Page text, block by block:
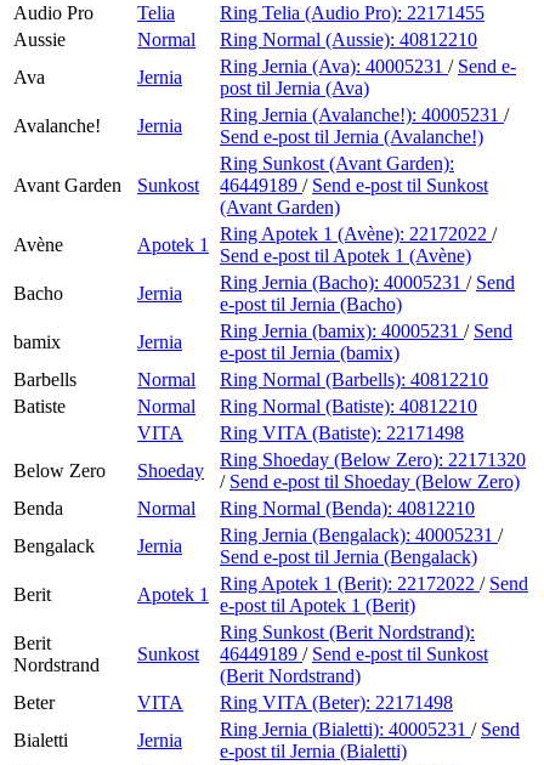
Audio Pro
Telia Ring Telia (Audio Pro): 22171455
Aussie
Normal Ring Normal (Aussie): 40812210
Ava
Jernia
Ring Jernia (Ava): 40005231 / Send e-
post til Jernia (Ava)
Avalanche!
Jernia
Ring Jernia (Avalanche!): 40005231 /
Send e-post til Jernia (Avalanche!)
Avant Garden Sunkost
Ring Sunkost (Avant Garden):
46449189 / Send e-post til Sunkost
(Avant Garden)
Avène
Apotek 1
Ring Apotek 1 (Avène): 22172022 /
Send e-post til Apotek 1 (Avène)
Bacho
Jernia
Ring Jernia (Bacho): 40005231 / Send
e-post til Jernia (Bacho)
bamix
Jernia
Ring Jernia (bamix): 40005231 / Send
e-post til Jernia (bamix)
Barbells
Normal Ring Normal (Barbells): 40812210
Batiste
Normal Ring Normal (Batiste): 40812210
VITA
Ring VITA (Batiste): 22171498
Below Zero
Shoeday
Ring Shoeday (Below Zero): 22171320
/ Send e-post til Shoeday (Below Zero)
Benda
Normal Ring Normal (Benda): 40812210
Bengalack
Jernia
Ring Jernia (Bengalack): 40005231 /
Send e-post til Jernia (Bengalack)
Berit
Apotek 1
Ring Apotek 1 (Berit): 22172022 / Send
e-post til Apotek 1 (Berit)
Berit
Nordstrand
Sunkost
Ring Sunkost (Berit Nordstrand):
46449189 / Send e-post til Sunkost
(Berit Nordstrand)
Beter
VITA Ring VITA (Beter): 22171498
Bialetti
Jernia
Ring Jernia (Bialetti): 40005231 / Send
e-post til Jernia (Bialetti)